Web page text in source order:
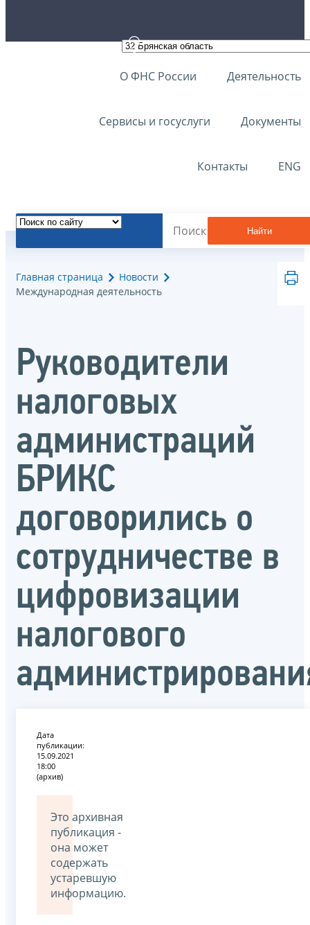
О ФНС России Деятельность
Сервисы и госуслуги Документы
Контакты ENG
Найти
Главная страница
Новости
Международная деятельность
Руководители
налоговых
администраций
БРИКС
договорились о
сотрудничестве в
цифровизации
налогового
Дата
публикации:
15.09.2021
18:00
(архив)
Это архивная
публикация -
она может
содержать
устаревшую
информацию.